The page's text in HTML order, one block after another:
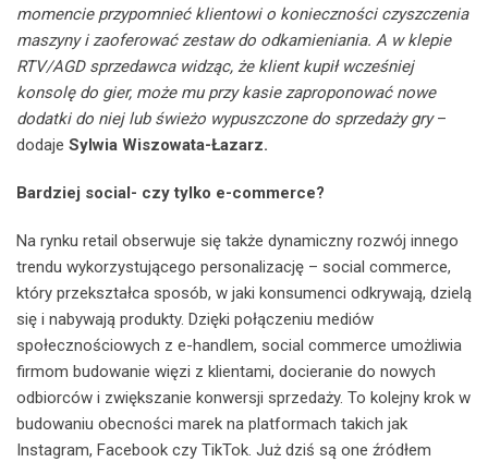
momencie przypomnieć klientowi o konieczności czyszczenia
maszyny i zaoferować zestaw do odkamieniania. A w klepie
RTV/AGD sprzedawca widząc, że klient kupił wcześniej
konsolę do gier, może mu przy kasie zaproponować nowe
dodatki do niej lub świeżo wypuszczone do sprzedaży gry–
dodaje Sylwia Wiszowata-Łazarz.
Bardziej social- czy tylko e-commerce?
Na rynku retail obserwuje się także dynamiczny rozwój innego
trendu wykorzystującego personalizację – social commerce,
który przekształca sposób, w jaki konsumenci odkrywają, dzielą
się i nabywają produkty. Dzięki połączeniu mediów
społecznościowych z e-handlem, social commerce umożliwia
firmom budowanie więzi z klientami, docieranie do nowych
odbiorców i zwiększanie konwersji sprzedaży. To kolejny krok w
budowaniu obecności marek na platformach takich jak
Instagram, Facebook czy TikTok. Już dziś są one źródłem